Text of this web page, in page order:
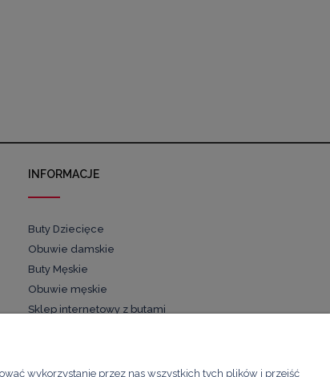
INFORMACJE
Buty Dziecięce
Obuwie damskie
Buty Męskie
Obuwie męskie
Sklep internetowy z butami
wykorzystanie przez nas wszystkich tych plików i przejść